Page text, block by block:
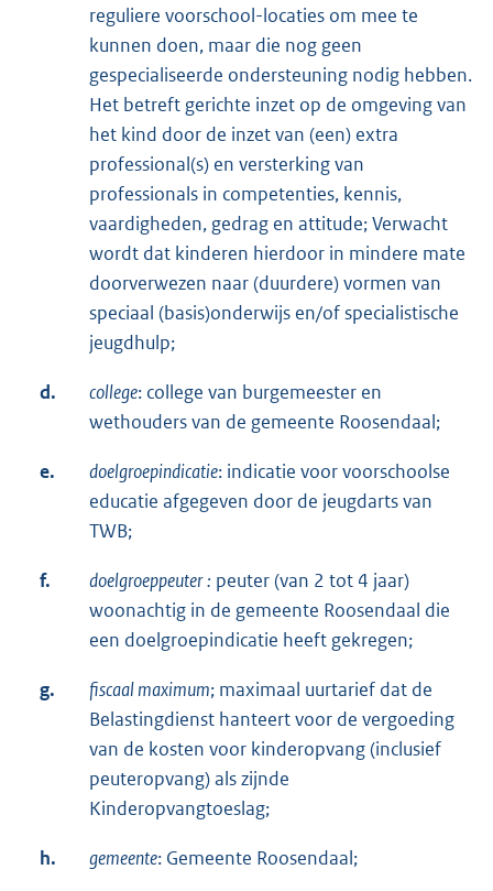
reguliere voorschool-locaties om mee te
kunnen doen, maar die nog geen
gespecialiseerde ondersteuning nodig hebben.
Het betreft gerichte inzet op de omgeving van
het kind door de inzet van (een) extra
professional(s) en versterking van
professionals in competenties, kennis,
vaardigheden, gedrag en attitude; Verwacht
wordt dat kinderen hierdoor in mindere mate
doorverwezen naar (duurdere) vormen van
speciaal (basis)onderwijs en/of specialistische
jeugdhulp;
d. college: college van burgemeester en
wethouders van de gemeente Roosendaal;
e. doelgroepindicatie: indicatie voor voorschoolse
educatie afgegeven door de jeugdarts van
TWB;
f. doelgroeppeuter: peuter (van 2 tot 4 jaar)
woonachtig in de gemeente Roosendaal die
een doelgroepindicatie heeft gekregen;
g. fiscaal maximum; maximaal uurtarief dat de
Belastingdienst hanteert voor de vergoeding
van de kosten voor kinderopvang (inclusief
peuteropvang) als zijnde
Kinderopvangtoeslag;
h. gemeente: Gemeente Roosendaal;